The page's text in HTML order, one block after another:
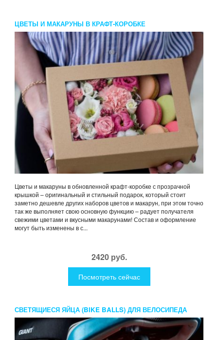
ЦВЕТЫ И МАКАРУНЫ В КРАФТ-КОРОБКЕ
Цветы и макаруны в обновленной крафт-коробке с прозрачной
крышкой – оригинальный и стильный подарок, который стоит
заметно дешевле других наборов цветов и макарун, при этом точно
так же выполняет свою основную функцию – радует получателя
свежими цветами и вкусными макарунами! Состав и оформление
могут быть изменены в с...
2420 руб.
Посмотреть сейчас
СВЕТЯЩИЕСЯ ЯЙЦА (BIKE BALLS) ДЛЯ ВЕЛОСИПЕДА